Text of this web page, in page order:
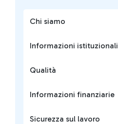
Chi siamo
Informazioni istituzionali
Qualità
Informazioni finanziarie
Sicurezza sul lavoro